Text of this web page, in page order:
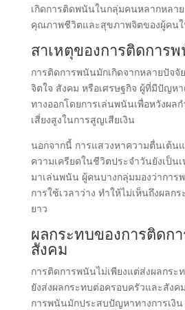
เกิดการติดพนันในกลุ่มคนหลากหลา
คุณภาพชีวิตและสุขภาพจิตของผู้คน
สาเหตุของการติดการ
การติดการพนันมักเกิดจากหลายปัจจั
จิตใจ สังคม หรือเศรษฐกิจ ผู้ที่มีปัญห
ทางออกโดยการเล่นพนันเพื่อหวังผล
เสี่ยงสูงในการสูญเสียเงิน
นอกจากนี้ การแสวงหาความตื่นเต้น
ความเครียดในชีวิตประจำวันยังเป็น
มาเล่นพนัน ผู้คนบางกลุ่มมองว่าการ
การใช้เวลาว่าง ทำให้ไม่เห็นถึงผลก
ยาว
ผลกระทบของการติดก
สังคม
การติดการพนันไม่เพียงแต่ส่งผลกระ
ยังส่งผลกระทบต่อครอบครัวและสังค
การพนันมักประสบปัญหาทางการเงิน